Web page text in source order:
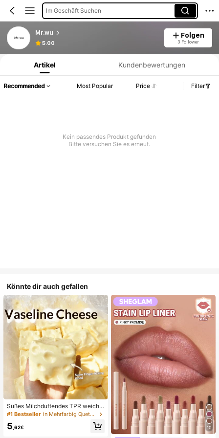
Im Geschäft Suchen
Mr.wu
5.00
Folgen
3 Follower
Produktinformation: Preisangabe, Verkaufs- und Lagerbestandsdetails.
Artikel Kundenbewertungen
Recommended Most Popular Price Filter
Kein passendes Produkt gefunden
Bitte versuchen Sie es erneut.
Könnte dir auch gefallen
Süßes Milchduftendes TPR weiche
s quetschbares Dumpling-förmiges
Stressabbau-Spielzeug, 5cm niedli
ches lustiges Quetsch-Stressabbau
#1 Bestseller in Mehrfarbig Quetschspielzeug für Teenager
5 ,62€ 10